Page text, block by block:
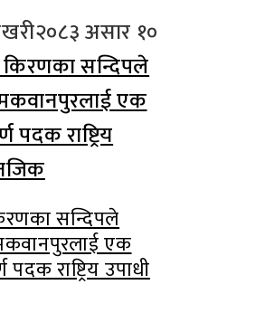
२०८३ असार १०
सन्दिपले
एक
पदक राष्ट्रिय उपाधी